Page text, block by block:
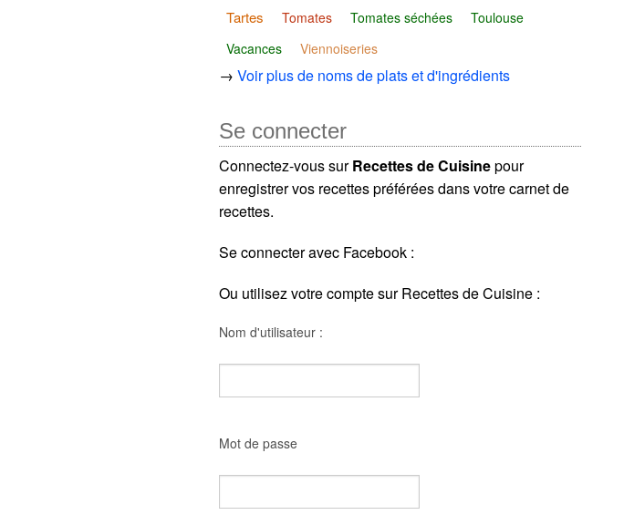
Tartes Tomates Tomates séchées
Toulouse
Vacances
Viennoiseries
→Voir plus de noms de plats et d'ingrédients
Se connecter
Connectez-vous surRecettes de Cuisinepour
enregistrer vos recettes préférées dans votre carnet de
recettes.
Se connecter avec Facebook :
Ou utilisez votre compte sur Recettes de Cuisine :
Nom d'utilisateur :
Mot de passe